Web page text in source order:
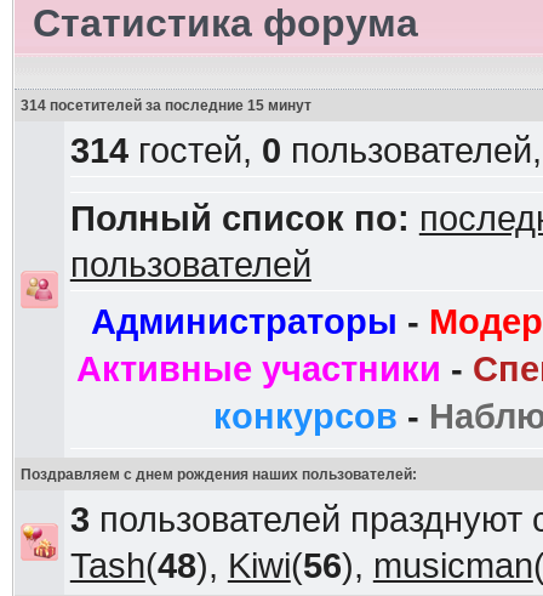
Статистика форума
314 посетителей за последние 15 минут
314гостей, 0
Полный список по:
пользователей
Администраторы -
Активные участники -
конкурсов -
Поздравляем с днем рождения наших пользователей:
3 пользователей
Tash(48), Kiwi(56), musicman